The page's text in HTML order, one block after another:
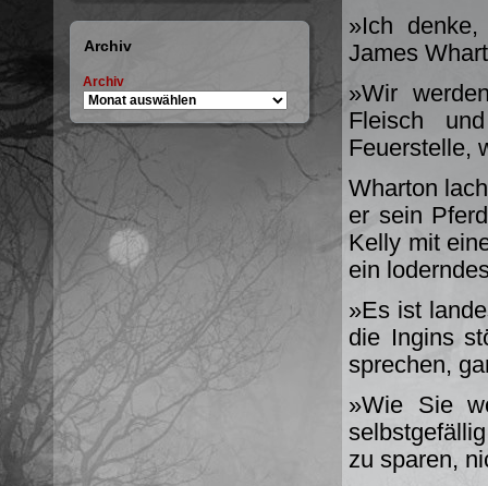
Archiv
Archiv
»Ich
James
»Wir
Fleisch
Feuerstelle,
Wharton
er sein
Kelly mit
ein
»Es ist
die Ingins
sprechen,
»Wie Sie
zu sparen,